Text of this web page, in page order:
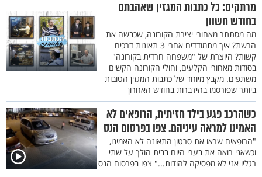
מרתקים: כל כתבות המגזין שאהבתם
בחודש חשוון
מה מסתתר מאחורי יצירת הקורונה, שכבשה את
הרשת? איך מתמודדים אחרי 3 תאונות דרכים
קשות? היוצרת של "משפחה חרדית בקורונה"
בסודות מאחורי הקלעים, וחולי הקורונה הקשים
משתפים. מקבץ מיוחד של כתבות המגזין הטובות
ביותר שפורסמו בהידברות בחודש האחרון
כשהרכב פגע בילד חזיתית, הרופאים לא
האמינו למראה עיניהם. צפו בפרסום הנס
"הרופאים שראו את סרטון התאונה לא האמינו,
וכשאני רואה את בערי היום בבית הולך על שתי
רגליו אני לא מפסיקה להודות..." צפו בפרסום הנס